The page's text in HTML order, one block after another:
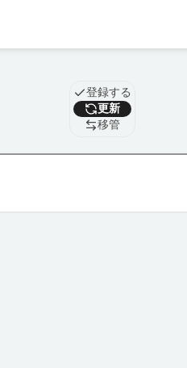
ドメイン
登録する
更新
移管